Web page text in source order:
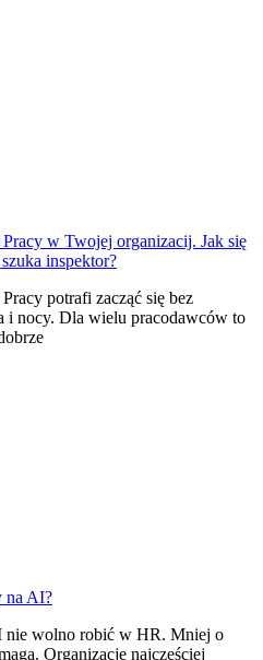
w Twojej organizacij. Jak się
inspektor?
potrafi zacząć się bez
i nocy. Dla wielu pracodawców to
na AI?
nie wolno robić w HR. Mniej o
Organizacje najczęściej